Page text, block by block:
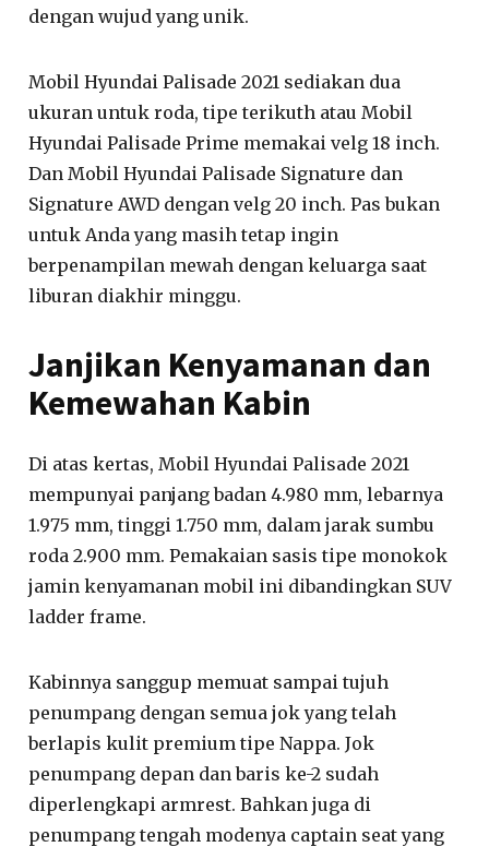
dengan wujud yang unik.
Mobil Hyundai Palisade 2021 sediakan dua
ukuran untuk roda, tipe terikuth atau Mobil
Hyundai Palisade Prime memakai velg 18 inch.
Dan Mobil Hyundai Palisade Signature dan
Signature AWD dengan velg 20 inch. Pas bukan
untuk Anda yang masih tetap ingin
berpenampilan mewah dengan keluarga saat
liburan diakhir minggu.
Janjikan Kenyamanan dan
Kemewahan Kabin
Di atas kertas, Mobil Hyundai Palisade 2021
mempunyai panjang badan 4.980 mm, lebarnya
1.975 mm, tinggi 1.750 mm, dalam jarak sumbu
roda 2.900 mm. Pemakaian sasis tipe monokok
jamin kenyamanan mobil ini dibandingkan SUV
ladder frame.
Kabinnya sanggup memuat sampai tujuh
penumpang dengan semua jok yang telah
berlapis kulit premium tipe Nappa. Jok
penumpang depan dan baris ke-2 sudah
diperlengkapi armrest. Bahkan juga di
penumpang tengah modenya captain seat yang